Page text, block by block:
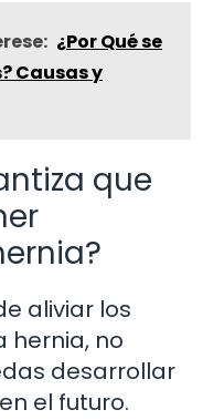
¿Por Qué se
Causas y
que
aliviar los
hernia, no
desarrollar
el futuro.